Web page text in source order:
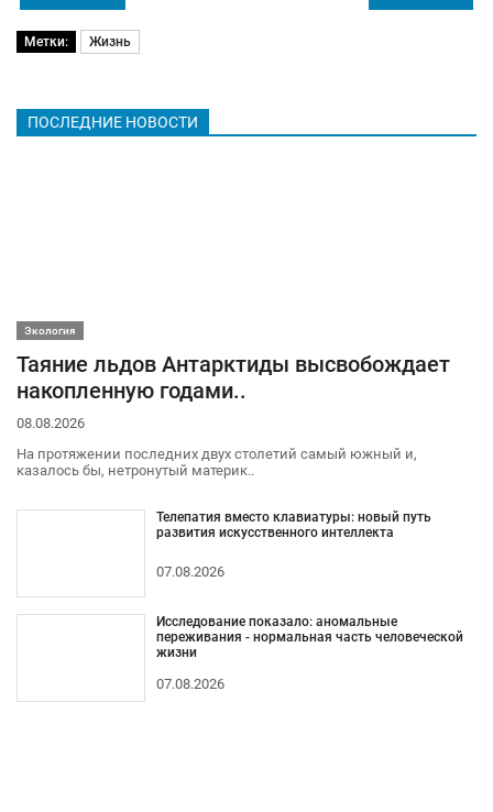
Метки: Жизнь
ПОСЛЕДНИЕ НОВОСТИ
Экология
Таяние льдов Антарктиды высвобождает
накопленную годами..
08.08.2026
На протяжении последних двух столетий самый южный и,
казалось бы, нетронутый материк..
Телепатия вместо клавиатуры: новый путь
развития искусственного интеллекта
07.08.2026
Исследование показало: аномальные
переживания - нормальная часть человеческой
жизни
07.08.2026